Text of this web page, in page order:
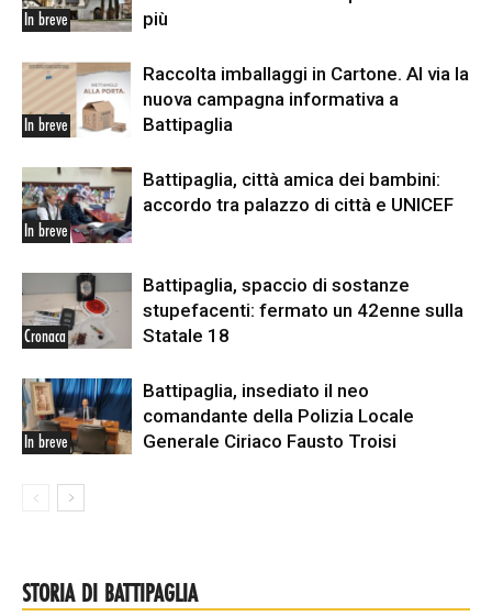
In breve
più
In breve
Raccolta imballaggi in Cartone. Al via la
nuova campagna informativa a
Battipaglia
In breve
Battipaglia, città amica dei bambini:
accordo tra palazzo di città e UNICEF
Cronaca
Battipaglia, spaccio di sostanze
stupefacenti: fermato un 42enne sulla
Statale 18
In breve
Battipaglia, insediato il neo
comandante della Polizia Locale
Generale Ciriaco Fausto Troisi
STORIA DI BATTIPAGLIA